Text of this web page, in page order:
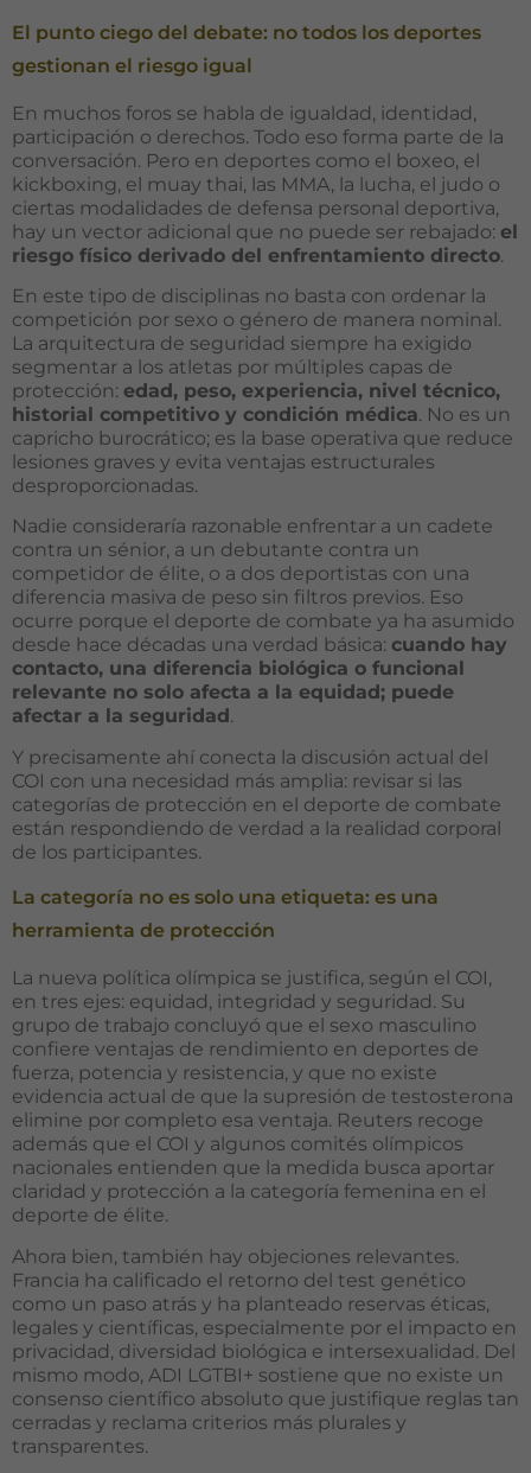
El punto ciego del debate: no todos los deportes
gestionan el riesgo igual
En muchos foros se habla de igualdad, identidad,
participación o derechos. Todo eso forma parte de la
conversación. Pero en deportes como el boxeo, el
kickboxing, el muay thai, las MMA, la lucha, el judo o
ciertas modalidades de defensa personal deportiva,
hay un vector adicional que no puede ser rebajado: el
riesgo físico derivado del enfrentamiento directo.
En este tipo de disciplinas no basta con ordenar la
competición por sexo o género de manera nominal.
La arquitectura de seguridad siempre ha exigido
segmentar a los atletas por múltiples capas de
protección: edad, peso, experiencia, nivel técnico,
historial competitivo y condición médica. No es un
capricho burocrático; es la base operativa que reduce
lesiones graves y evita ventajas estructurales
desproporcionadas.
Nadie consideraría razonable enfrentar a un cadete
contra un sénior, a un debutante contra un
competidor de élite, o a dos deportistas con una
diferencia masiva de peso sin filtros previos. Eso
ocurre porque el deporte de combate ya ha asumido
desde hace décadas una verdad básica: cuando hay
contacto, una diferencia biológica o funcional
relevante no solo afecta a la equidad; puede
afectar a la seguridad .
Y precisamente ahí conecta la discusión actual del
COI con una necesidad más amplia: revisar si las
categorías de protección en el deporte de combate
están respondiendo de verdad a la realidad corporal
de los participantes.
La categoría no es solo una etiqueta: es una
herramienta de protección
La nueva política olímpica se justifica, según el COI,
en tres ejes: equidad, integridad y seguridad. Su
grupo de trabajo concluyó que el sexo masculino
confiere ventajas de rendimiento en deportes de
fuerza, potencia y resistencia, y que no existe
evidencia actual de que la supresión de testosterona
elimine por completo esa ventaja. Reuters recoge
además que el COI y algunos comités olímpicos
nacionales entienden que la medida busca aportar
claridad y protección a la categoría femenina en el
deporte de élite.
Ahora bien, también hay objeciones relevantes.
Francia ha calificado el retorno del test genético
como un paso atrás y ha planteado reservas éticas,
legales y científicas, especialmente por el impacto en
privacidad, diversidad biológica e intersexualidad. Del
mismo modo, ADI LGTBI+ sostiene que no existe un
consenso científico absoluto que justifique reglas tan
cerradas y reclama criterios más plurales y
transparentes.